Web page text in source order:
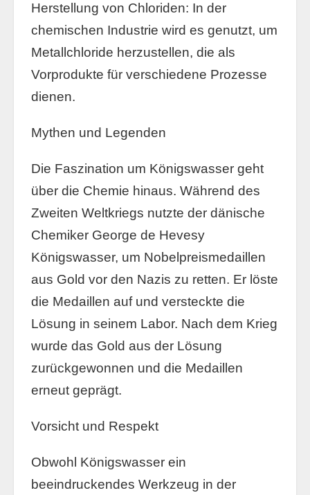
Herstellung von Chloriden: In der
chemischen Industrie wird es genutzt, um
Metallchloride herzustellen, die als
Vorprodukte für verschiedene Prozesse
dienen.
Mythen und Legenden
Die Faszination um Königswasser geht
über die Chemie hinaus. Während des
Zweiten Weltkriegs nutzte der dänische
Chemiker George de Hevesy
Königswasser, um Nobelpreismedaillen
aus Gold vor den Nazis zu retten. Er löste
die Medaillen auf und versteckte die
Lösung in seinem Labor. Nach dem Krieg
wurde das Gold aus der Lösung
zurückgewonnen und die Medaillen
erneut geprägt.
Vorsicht und Respekt
Obwohl Königswasser ein
beeindruckendes Werkzeug in der